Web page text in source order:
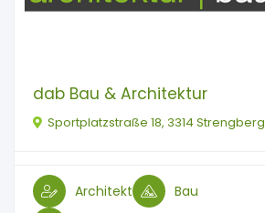
dab Bau & Architektur
Sportplatzstraße 18, 3314 Strengberg
Architekt
Bau